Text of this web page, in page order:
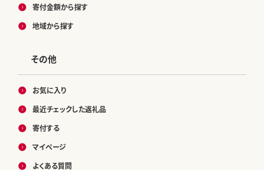
寄付金額から探す
地域から探す
その他
お気に入り
最近チェックした返礼品
寄付する
マイページ
よくある質問